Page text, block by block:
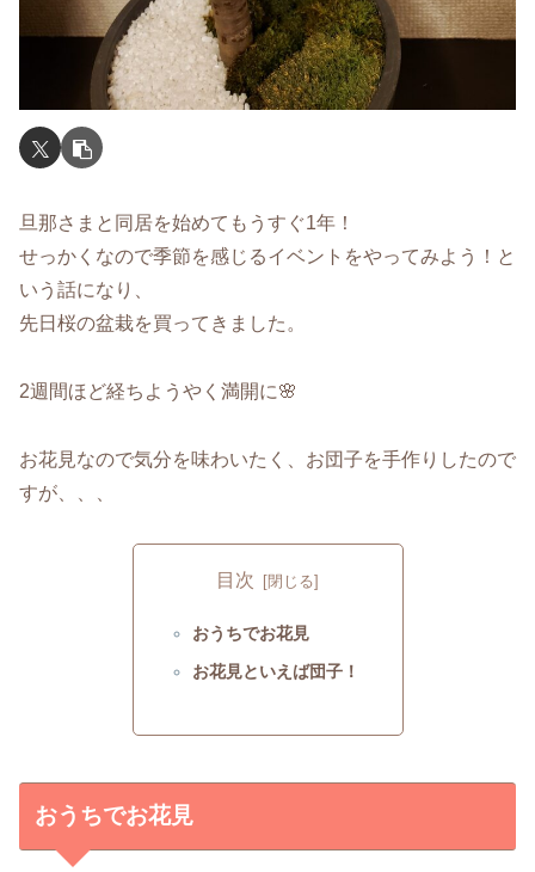
旦那さまと同居を始めてもうすぐ1年！
せっかくなので季節を感じるイベントをやってみよう！と
いう話になり、
先日桜の盆栽を買ってきました。
2週間ほど経ちようやく満開に🌸
お花見なので気分を味わいたく、お団子を手作りしたので
すが、、、
目次
おうちでお花見
お花見といえば団子！
おうちでお花見